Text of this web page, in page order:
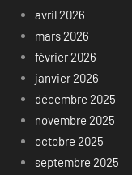
avril 2026
mars 2026
février 2026
janvier 2026
décembre 2025
novembre 2025
octobre 2025
septembre 2025